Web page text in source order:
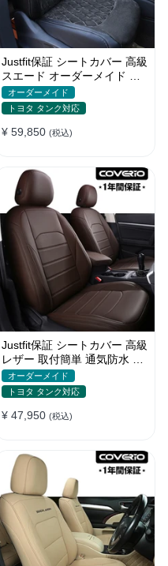
Justfit保証 シートカバー 高級
スエード オーダーメイド ロ
ゴ入り 防汚防水 全席セット
オーダーメイド
トヨタ タンク対応
¥ 59,850 (税込)
Justfit保証 シートカバー 高級
レザー 取付簡単 通気防水 お
しゃれ オーダーメイド 全席
セット
オーダーメイド
トヨタ タンク対応
¥ 47,950 (税込)